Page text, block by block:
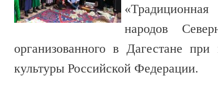
«Традиционная
народов
организованного в Дагестане
культуры Российской Федерации.